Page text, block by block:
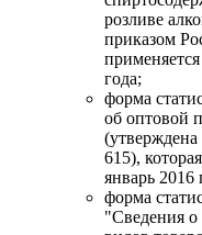
розливе
приказом
года;
форма
об оптовой
615),
январь 2016
форма
"Сведения о